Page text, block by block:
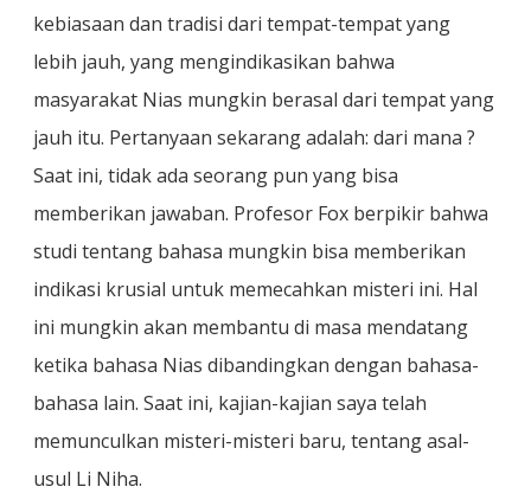
kebiasaan dan tradisi dari tempat-tempat yang
lebih jauh, yang mengindikasikan bahwa
masyarakat Nias mungkin berasal dari tempat yang
jauh itu. Pertanyaan sekarang adalah: dari mana ?
Saat ini, tidak ada seorang pun yang bisa
memberikan jawaban. Profesor Fox berpikir bahwa
studi tentang bahasa mungkin bisa memberikan
indikasi krusial untuk memecahkan misteri ini. Hal
ini mungkin akan membantu di masa mendatang
ketika bahasa Nias dibandingkan dengan bahasa-
bahasa lain. Saat ini, kajian-kajian saya telah
memunculkan misteri-misteri baru, tentang asal-
usul Li Niha.